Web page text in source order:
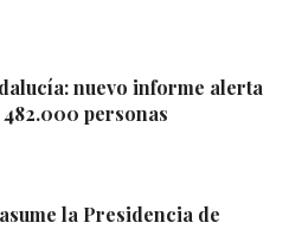
nuevo informe alerta
personas
la Presidencia de